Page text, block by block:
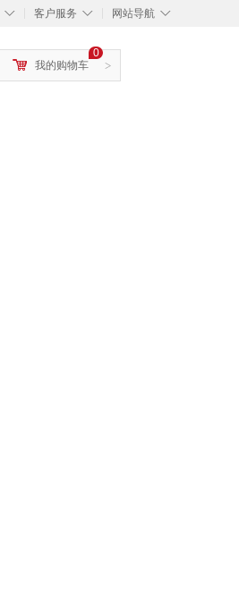
◇ ◇
客户服务 ◇
网站导航
>
0
我的购物车